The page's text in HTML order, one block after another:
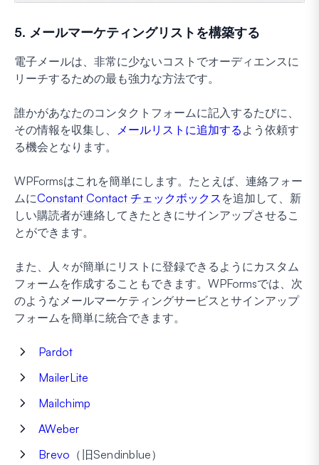
5. メールマーケティングリストを構築する
電子メールは、非常に少ないコストでオーディエンスに
リーチするための最も強力な方法です。
誰かがあなたのコンタクトフォームに記入するたびに、
その情報を収集し、
メールリストに追加する よう依頼す
る機会となります。
WPFormsはこれを簡単にします。たとえば、連絡フォー
ムにConstant Contact チェックボックス を追加して、新
しい購読者が連絡してきたときにサインアップさせるこ
とができます。
また、人々が簡単にリストに登録できるようにカスタム
フォームを作成することもできます。WPFormsでは、次
のようなメールマーケティングサービスとサインアップ
フォームを簡単に統合できます。
Pardot
MailerLite
Mailchimp
AWeber
Brevo （旧Sendinblue）